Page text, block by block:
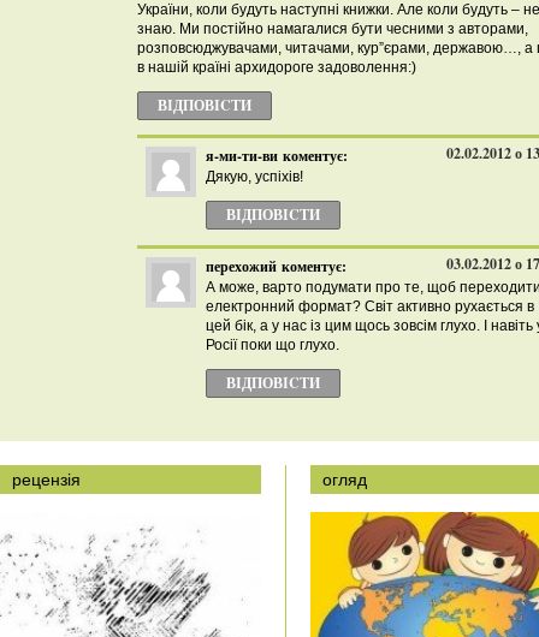
України, коли будуть наступні книжки. Але коли будуть – не
знаю. Ми постійно намагалися бути чесними з авторами,
розповсюджувачами, читачами, кур”єрами, державою…, а
в нашій країні архидороге задоволення:)
ВІДПОВІCТИ
я-ми-ти-ви коментує: 02.02.2012 о
Дякую, успіхів!
ВІДПОВІCТИ
перехожий коментує: 03.02.2012 о
А може, варто подумати про те, щоб
електронний формат? Світ активно рухається в
цей бік, а у нас із цим щось зовсім глухо. І навіть
Росії поки що глухо.
ВІДПОВІCТИ
рецензія огляд